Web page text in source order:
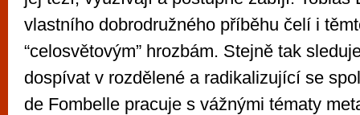
vlastního dobrodružného příběhu čelí i
“celosvětovým” hrozbám. Stejně tak
dospívat v rozdělené a radikalizující se
de Fombelle pracuje s vážnými tématy